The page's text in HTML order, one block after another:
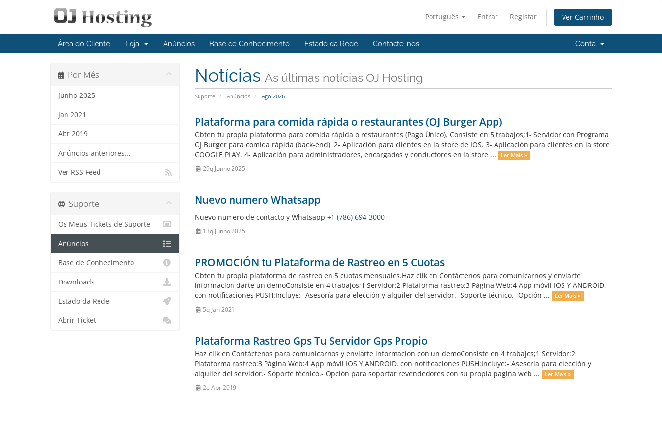
Português Entrar Registar Ver Carrinho
Área do Cliente Loja Anúncios Base de Conhecimento Estado da Rede Contacte-nos Conta
Notícias As últimas notícias OJ Hosting
Suporte Anúncios Ago 2026
Por Mês
Junho 2025
Jan 2021
Abr 2019
Anúncios anteriores...
Ver RSS Feed
Plataforma para comida rápida o restaurantes (OJ Burger App)
Obten tu propia plataforma para comida rápida o restaurantes (Pago Único). Consiste en 5 trabajos;1- Servidor con Programa
OJ Burger para comida rápida (back-end). 2- Aplicación para clientes en la store de IOS. 3- Aplicación para clientes en la store
GOOGLE PLAY. 4- Aplicación para administradores, encargados y conductores en la store ...
Ler Mais »
29q Junho 2025
Nuevo numero Whatsapp
Nuevo numero de contacto y Whatsapp +1 (786) 694-3000
13q Junho 2025
PROMOCIÓN tu Plataforma de Rastreo en 5 Cuotas
Obten tu propia plataforma de rastreo en 5 cuotas mensuales.Haz clik en Contáctenos para comunicarnos y enviarte
informacion darte un demoConsiste en 4 trabajos;1 Servidor:2 Plataforma rastreo:3 Página Web:4 App móvil IOS Y ANDROID,
con notificaciones PUSH:Incluye:- Asesoría para elección y alquiler del servidor.- Soporte técnico.- Opción ...
Ler Mais »
5q Jan 2021
Plataforma Rastreo Gps Tu Servidor Gps Propio
Haz clik en Contáctenos para comunicarnos y enviarte informacion con un demoConsiste en 4 trabajos;1 Servidor:2
Plataforma rastreo:3 Página Web:4 App móvil IOS Y ANDROID, con notificaciones PUSH:Incluye:- Asesoría para elección y
alquiler del servidor.- Soporte técnico.- Opción para soportar revendedores con su propia pagina web ...
Ler Mais »
2e Abr 2019
Suporte
Os Meus Tickets de Suporte
Anúncios
Base de Conhecimento
Downloads
Estado da Rede
Abrir Ticket